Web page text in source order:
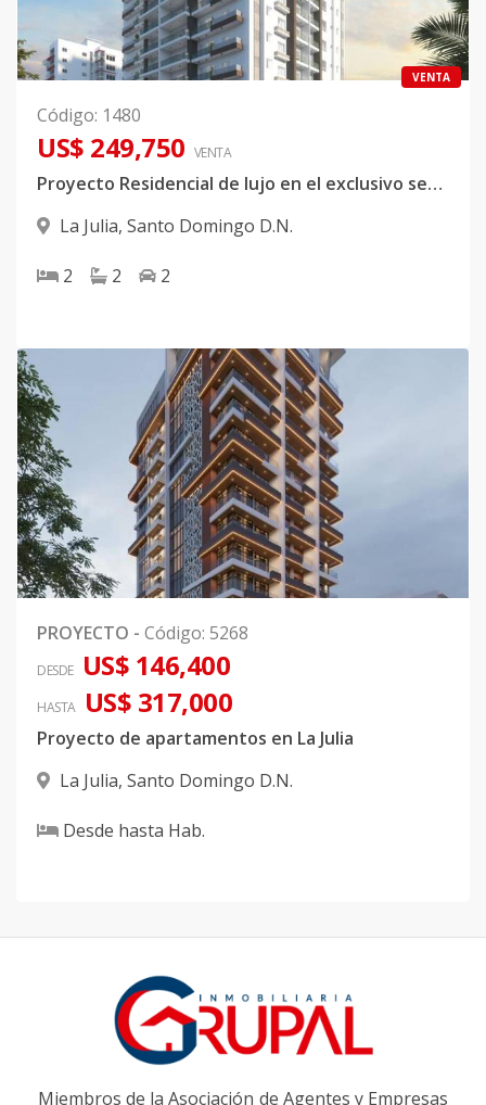
VENTA
Código: 1480
US$ 249,750 VENTA
Proyecto Residencial de lujo en el exclusivo sector de La Julia.
La Julia, Santo Domingo D.N.
2 2 2
PROYECTO - Código: 5268
DESDE US$ 146,400
HASTA US$ 317,000
Proyecto de apartamentos en La Julia
La Julia, Santo Domingo D.N.
Desde hasta Hab.
Miembros de la Asociación de Agentes y Empresas